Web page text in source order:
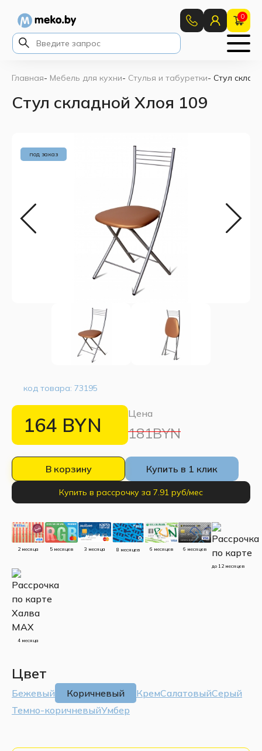
0
Главная- Мебель для кухни- Стулья и табуретки- Стул
Стул складной Хлоя 109
под заказ
код товара: 73195
164 BYN Цена
181BYN
В корзину Купить в 1 клик
Купить в рассрочку за 7.91 руб/мес
2 месяца 5 месяцев 3 месяца 8 месяцев 6 месяцев 6 месяцев
до 12 месяцев
4 месяца
Цвет
Бежевый Коричневый КремСалатовыйСерый
Темно-коричневыйУмбер